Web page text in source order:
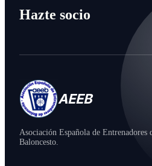
Hazte socio
AEEB
Baloncesto.